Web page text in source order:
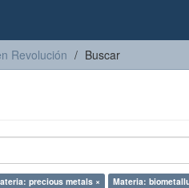
Revolución Buscar
precious metals × Materia: